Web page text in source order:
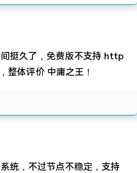
挺久了，免费版不支持 http
整体评价 中庸之王！
统，不过节点不稳定，支持